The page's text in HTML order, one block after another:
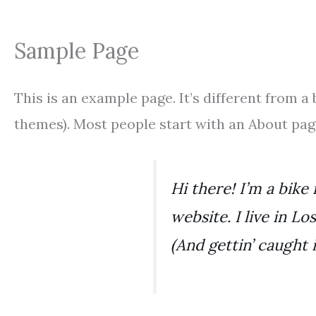
Sample Page
This is an example page. It’s different from
themes). Most people start with an About
Hi there! I’m a
website. I live in
(And gettin’ caught